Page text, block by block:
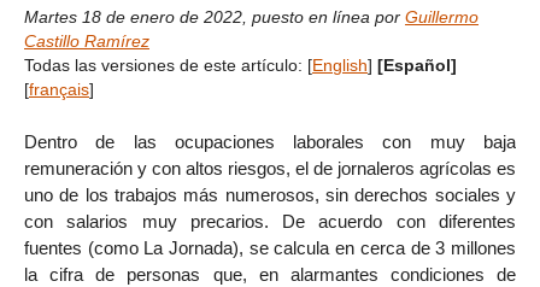
Martes 18 de enero de 2022 puesto en línea por Guillermo
Castillo Ramírez
Todas las versiones de este artículo: [English] [Español]
[français]
Dentro de las ocupaciones laborales con muy baja
remuneración y con altos riesgos, el de jornaleros agrícolas es
uno de los trabajos más numerosos, sin derechos sociales y
con salarios muy precarios. De acuerdo con diferentes
fuentes (como La Jornada), se calcula en cerca de 3 millones
la cifra de personas que, en alarmantes condiciones de